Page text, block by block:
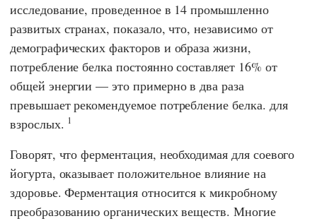
исследование, проведенное в 14 промышленно
развитых странах, показало, что, независимо от
демографических факторов и образа жизни,
потребление белка постоянно составляет 16% от
общей энергии — это примерно в два раза
превышает рекомендуемое потребление белка. для
взрослых. 1
Говорят, что ферментация, необходимая для соевого
йогурта, оказывает положительное влияние на
здоровье. Ферментация относится к микробному
преобразованию органических веществ. Многие